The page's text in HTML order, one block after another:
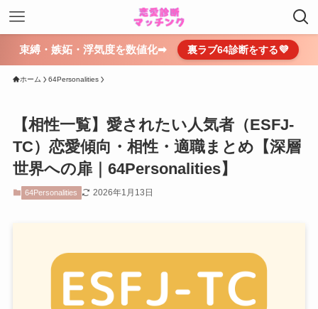
束縛・嫉妬・浮気度を数値化➡ 裏ラブ64診断をする💜
ホーム 64Personalities
【相性一覧】愛されたい人気者（ESFJ-
TC）恋愛傾向・相性・適職まとめ【深層
世界への扉｜64Personalities】
64Personalities 2026年1月13日